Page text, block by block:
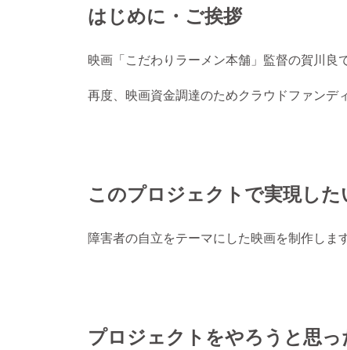
はじめに・ご挨拶
映画「こだわりラーメン本舗」監督の賀川良で
再度、映画資金調達のためクラウドファンデ
このプロジェクトで実現した
障害者の自立をテーマにした映画を制作しま
プロジェクトをやろうと思っ